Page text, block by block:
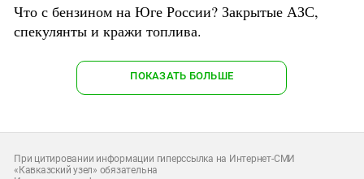
Что с бензином на Юге России? Закрытые АЗС,
спекулянты и кражи топлива.
ПОКАЗАТЬ БОЛЬШЕ
При цитировании информации гиперссылка на Интернет-СМИ
«Кавказский узел» обязательна